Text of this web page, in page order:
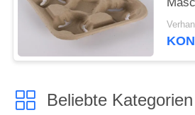
Beliebte Kategorien